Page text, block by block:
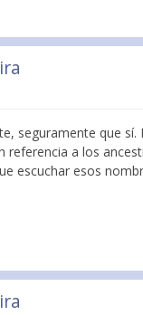
seguramente que
referencia a los
escuchar esos